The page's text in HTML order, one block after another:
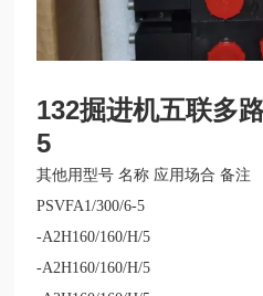
132掘进机五联多
5
其他用型号 名称 应用场合 备注
PSVFA1/300/6-5
-A2H160/160/H/5
-A2H160/160/H/5